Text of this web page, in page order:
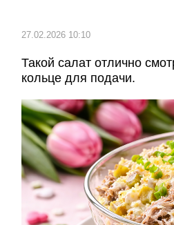
27.02.2026 10:10
Такой салат отлично
кольце для подачи.